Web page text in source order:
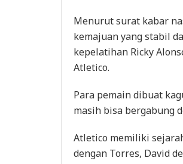
Menurut surat kabar
kemajuan yang stabil
kepelatihan Ricky
Atletico.
Para pemain dibuat
masih bisa bergabung
Atletico memiliki
dengan Torres, David